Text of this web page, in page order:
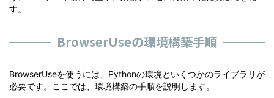
す。
BrowserUseの環境構築手順
BrowserUseを使うには、Pythonの環境といくつかのライブラリが
必要です。ここでは、環境構築の手順を説明します。